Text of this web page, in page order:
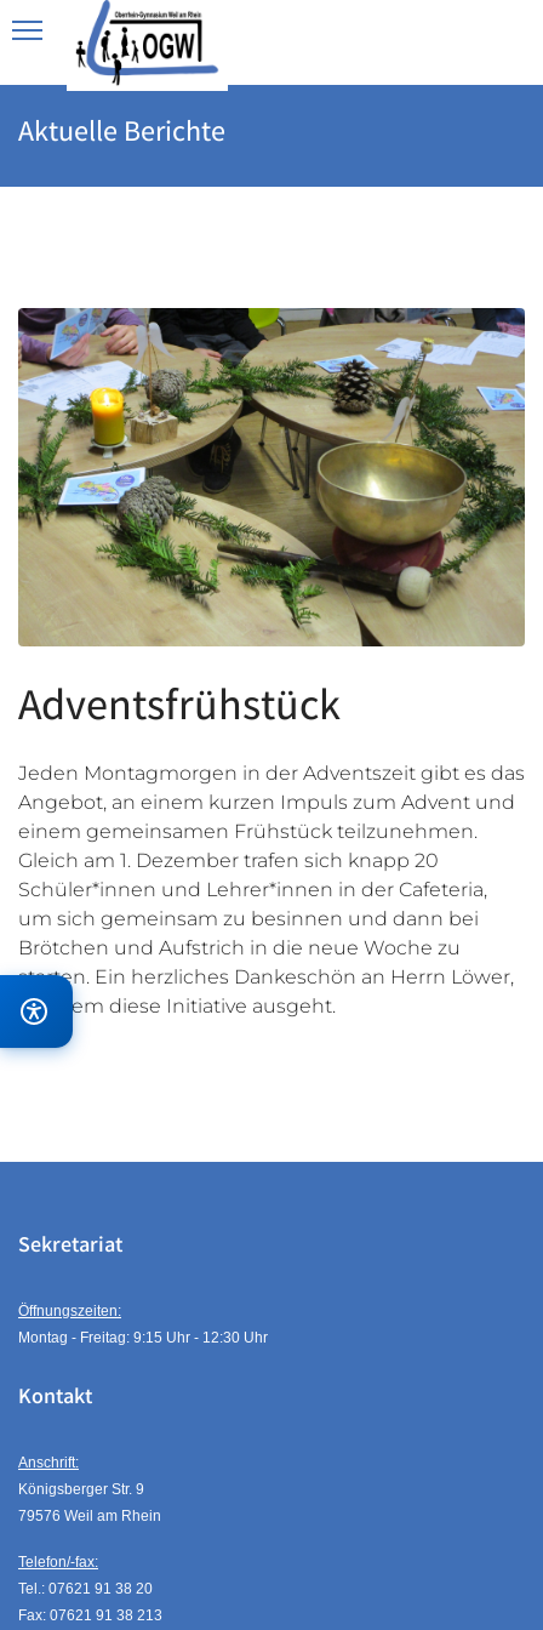
Aktuelle Berichte
Adventsfrühstück
Jeden Montagmorgen in der Adventszeit gibt es das
Angebot, an einem kurzen Impuls zum Advent und
einem gemeinsamen Frühstück teilzunehmen.
Gleich am 1. Dezember trafen sich knapp 20
Schüler*innen und Lehrer*innen in der Cafeteria,
um sich gemeinsam zu besinnen und dann bei
Brötchen und Aufstrich in die neue Woche zu
starten. Ein herzliches Dankeschön an Herrn Löwer,
von dem diese Initiative ausgeht.
Sekretariat
Öffnungszeiten:
Montag - Freitag: 9:15 Uhr - 12:30 Uhr
Kontakt
Anschrift:
Königsberger Str. 9
79576 Weil am Rhein
Telefon/-fax:
Tel.: 07621 91 38 20
Fax: 07621 91 38 213